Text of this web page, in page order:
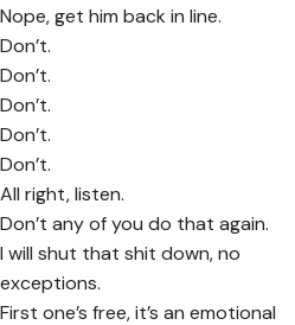
Nope, get him back in line.
Don’t.
Don’t.
Don’t.
Don’t.
Don’t.
All right, listen.
Don’t any of you do that again.
I will shut that shit down, no
exceptions.
First one’s free, it’s an emotional